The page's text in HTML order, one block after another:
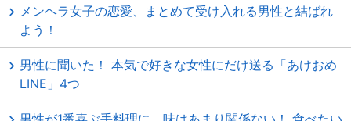
メンヘラ女子の恋愛、まとめて受け入れる男性と結ばれ
よう！
男性に聞いた！ 本気で好きな女性にだけ送る「あけおめ
LINE」4つ